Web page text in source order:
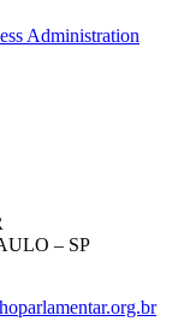
Administration
– SP